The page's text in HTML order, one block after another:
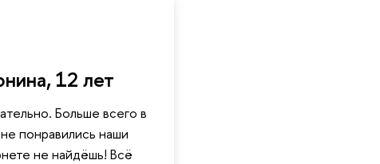
12 лет
Больше всего в
понравились наши
не найдёшь! Всё